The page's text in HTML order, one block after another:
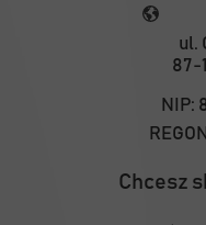
NIP:
Chcesz
ul.
87-